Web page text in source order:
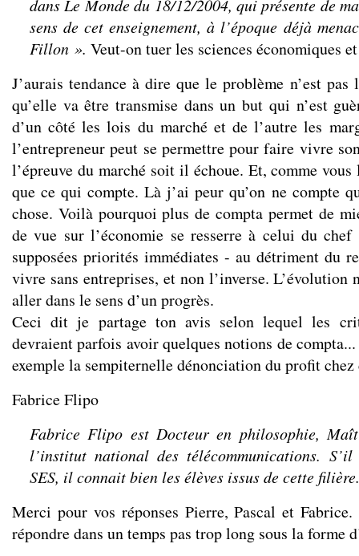
dans Le Monde du 18/12/2004, qui présente de
sens de cet enseignement, à l’époque déjà
Fillon ». Veut-on tuer les sciences économiques
J’aurais tendance à dire que le problème n’est
qu’elle va être transmise dans un but qui n’est
d’un côté les lois du marché et de l’autre les
l’entrepreneur peut se permettre pour faire vivre
l’épreuve du marché soit il échoue. Et, comme vous
que ce qui compte. Là j’ai peur qu’on ne compte
chose. Voilà pourquoi plus de compta permet de
de vue sur l’économie se resserre à celui du chef
supposées priorités immédiates - au détriment du
vivre sans entreprises, et non l’inverse. L’évolution
aller dans le sens d’un progrès.
Ceci dit je partage ton avis selon lequel les
devraient parfois avoir quelques notions de
exemple la sempiternelle dénonciation du profit chez
Fabrice Flipo
Fabrice Flipo est Docteur en philosophie,
l’institut national des télécommunications. S’il
SES, il connait bien les élèves issus de cette filière.
Merci pour vos réponses Pierre, Pascal et Fabrice.
répondre dans un temps pas trop long sous la